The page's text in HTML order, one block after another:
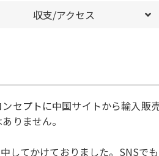
収支/アクセス
セプトに中国サイトから輸入販
りません。
てかけておりました。SNSで